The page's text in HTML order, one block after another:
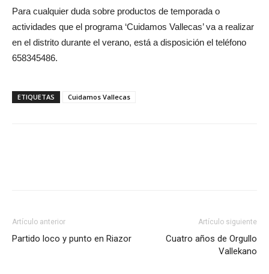
Para cualquier duda sobre productos de temporada o
actividades que el programa ‘Cuidamos Vallecas’ va a realizar
en el distrito durante el verano, está a disposición el teléfono
658345486.
ETIQUETAS Cuidamos Vallecas
Artículo anterior
Partido loco y punto en Riazor
Artículo siguiente
Cuatro años de Orgullo
Vallekano